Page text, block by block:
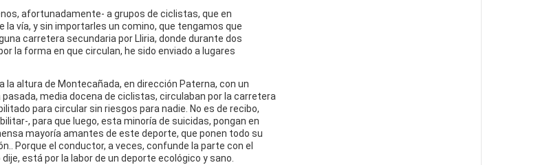
afortunadamente- a grupos de ciclistas, que en
vía, y sin importarles un comino, que tengamos que
carretera secundaria por Lliria, donde durante dos
la forma en que circulan, he sido enviado a lugares
la altura de Montecañada, en dirección Paterna, con un
media docena de ciclistas, circulaban por la carretera
para circular sin riesgos para nadie. No es de recibo,
, para que luego, esta minoría de suicidas, pongan en
mayoría amantes de este deporte, que ponen todo su
Porque el conductor, a veces, confunde la parte con el
está por la labor de un deporte ecológico y sano.